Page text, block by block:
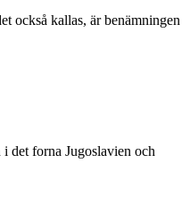
också kallas, är benämningen
det forna Jugoslavien och